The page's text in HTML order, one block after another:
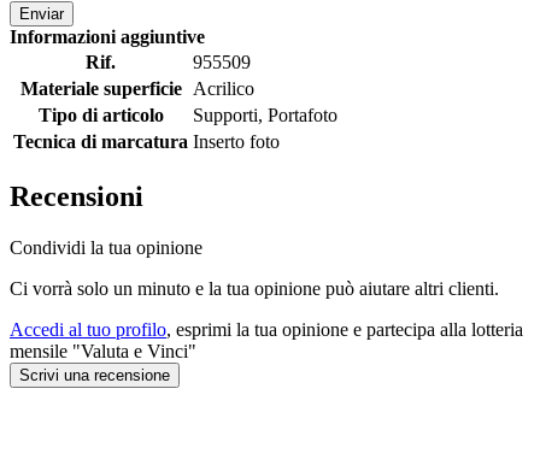
Enviar
Informazioni aggiuntive
Rif.
955509
Materiale superficie Acrilico
Tipo di articolo
Supporti, Portafoto
Tecnica di marcatura Inserto foto
Recensioni
Condividi la tua opinione
Ci vorrà solo un minuto e la tua opinione può aiutare altri clienti.
Accedi al tuo profilo, esprimi la tua opinione e partecipa alla lotteria
mensile "Valuta e Vinci"
Scrivi una recensione